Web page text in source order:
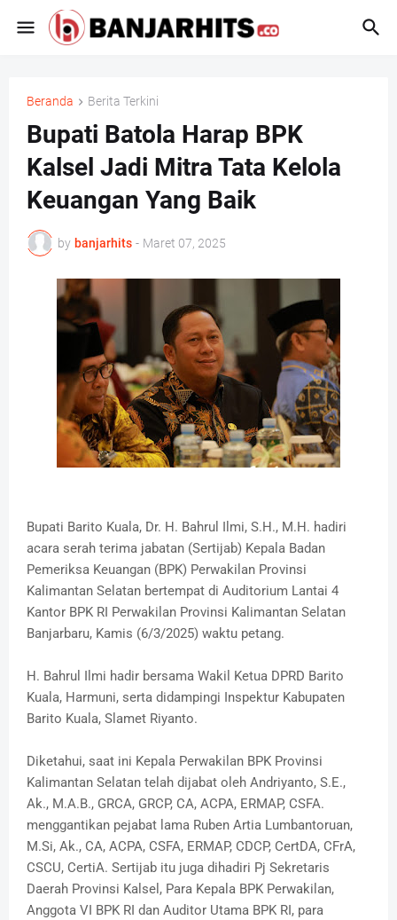
Beranda Berita Terkini
Bupati Batola Harap BPK
Kalsel Jadi Mitra Tata Kelola
Keuangan Yang Baik
by banjarhits - Maret 07, 2025
Bupati Barito Kuala, Dr. H. Bahrul Ilmi, S.H., M.H. hadiri
acara serah terima jabatan (Sertijab) Kepala Badan
Pemeriksa Keuangan (BPK) Perwakilan Provinsi
Kalimantan Selatan bertempat di Auditorium Lantai 4
Kantor BPK RI Perwakilan Provinsi Kalimantan Selatan
Banjarbaru, Kamis (6/3/2025) waktu petang.
H. Bahrul Ilmi hadir bersama Wakil Ketua DPRD Barito
Kuala, Harmuni, serta didampingi Inspektur Kabupaten
Barito Kuala, Slamet Riyanto.
Diketahui, saat ini Kepala Perwakilan BPK Provinsi
Kalimantan Selatan telah dijabat oleh Andriyanto, S.E.,
Ak., M.A.B., GRCA, GRCP, CA, ACPA, ERMAP, CSFA.
menggantikan pejabat lama Ruben Artia Lumbantoruan,
M.Si, Ak., CA, ACPA, CSFA, ERMAP, CDCP, CertDA, CFrA,
CSCU, CertiA. Sertijab itu juga dihadiri Pj Sekretaris
Daerah Provinsi Kalsel, Para Kepala BPK Perwakilan,
Anggota VI BPK RI dan Auditor Utama BPK RI, para